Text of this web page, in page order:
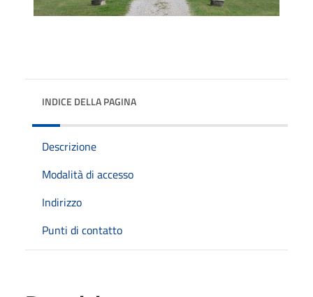
INDICE DELLA PAGINA
Descrizione
Modalità di accesso
Indirizzo
Punti di contatto